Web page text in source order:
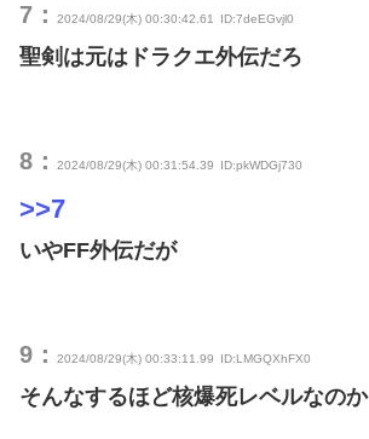
7： 2024/08/29(木) 00:30:42.61 ID:7deEGvjl0
聖剣は元はドラクエ外伝だろ
8： 2024/08/29(木) 00:31:54.39 ID:pkWDGj730
>>7
いやFF外伝だが
9： 2024/08/29(木) 00:33:11.99 ID:LMGQXhFX0
そんなするほど核爆死レベルなのか